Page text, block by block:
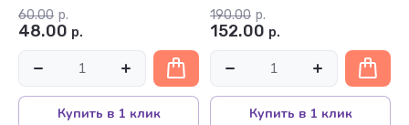
60.00 р.
48.00 р.
Купить в 1 клик
190.00 р.
152.00 р.
Купить в 1 клик